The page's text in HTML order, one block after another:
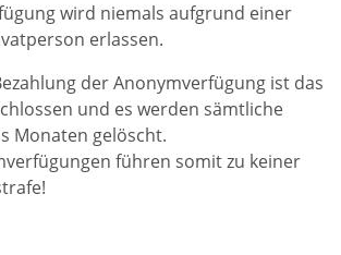
wird niemals aufgrund einer
erlassen.
der Anonymverfügung ist das
und es werden sämtliche
Monaten gelöscht.
führen somit zu keiner